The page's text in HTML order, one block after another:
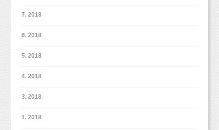
「希望日時」
をご連絡くださいね。
7. 2018
6. 2018
5. 2018
4. 2018
3. 2018
1. 2018